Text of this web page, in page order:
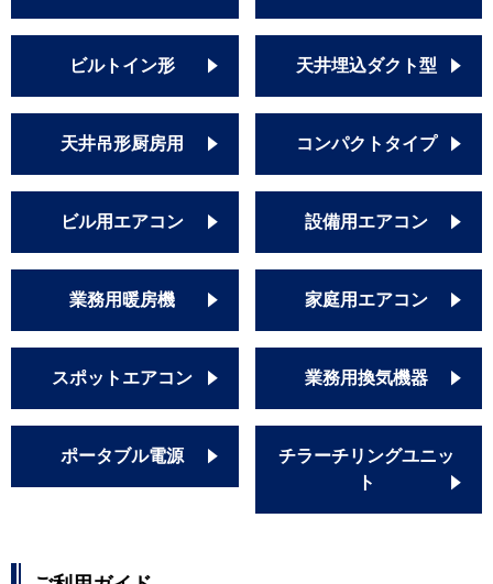
ビルトイン形 天井埋込ダクト型
天井吊形厨房用 コンパクトタイプ
ビル用エアコン 設備用エアコン
業務用暖房機 家庭用エアコン
スポットエアコン 業務用換気機器
ポータブル電源
チラーチリングユニッ
ト